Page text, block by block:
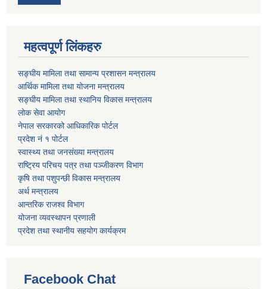
महत्वपूर्ण लिंकहरु
सङ्घीय मामिला तथा सामान्य प्रशासन मन्त्रालय
आर्थिक मामिला तथा योजना मन्त्रालय
सङ्घीय मामिला तथा स्थानिय विकास मन्त्रालय
लोक सेवा आयोग
नेपाल सरकारको आधिकारिक पोर्टल
प्रदेश नं १ पोर्टल
स्वास्थ्य तथा जनसंख्या मन्त्रालय
राष्ट्रिय परिचय पत्र तथा पञ्जीकरण विभाग
कृषि तथा पशुपन्छी विकास मन्त्रालय
अर्थ मन्त्रालय
आन्तरिक राजश्व विभाग
योजना व्यवस्थापन प्रणाली
प्रदेश तथा स्थानीय सहयोग कार्यक्रम
Facebook Chat